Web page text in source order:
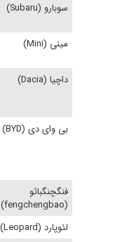
سوبارو (Subaru)
مینی (Mini)
داچیا (Dacia)
بی وای دی (BYD)
فنگچنگبائو
(fengchengbao)
لئوپارد (Leopard)